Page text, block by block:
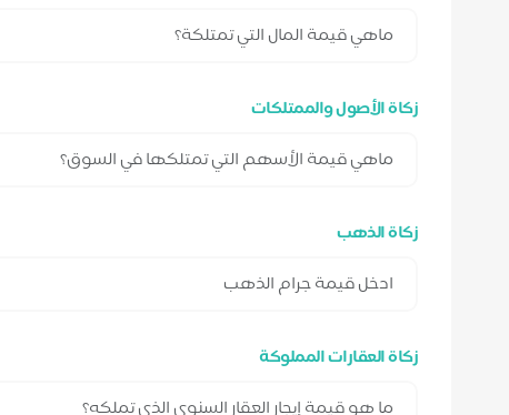
زكاة الأصول والممتلكات
زكاة الذهب
زكاة العقارات المملوكة